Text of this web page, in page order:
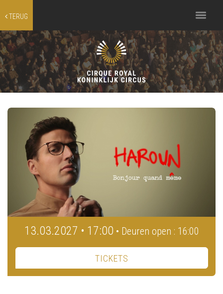
TERUG
Toggle
navigation
13.03.2027 • 17:00 • Deuren open : 16:00
TICKETS